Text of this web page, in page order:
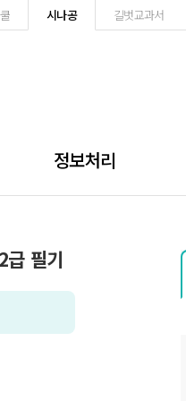
시나공 길벗교과서
정보처리
급 필기